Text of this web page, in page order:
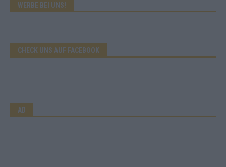
WERBE BEI UNS!
CHECK UNS AUF FACEBOOK
AD